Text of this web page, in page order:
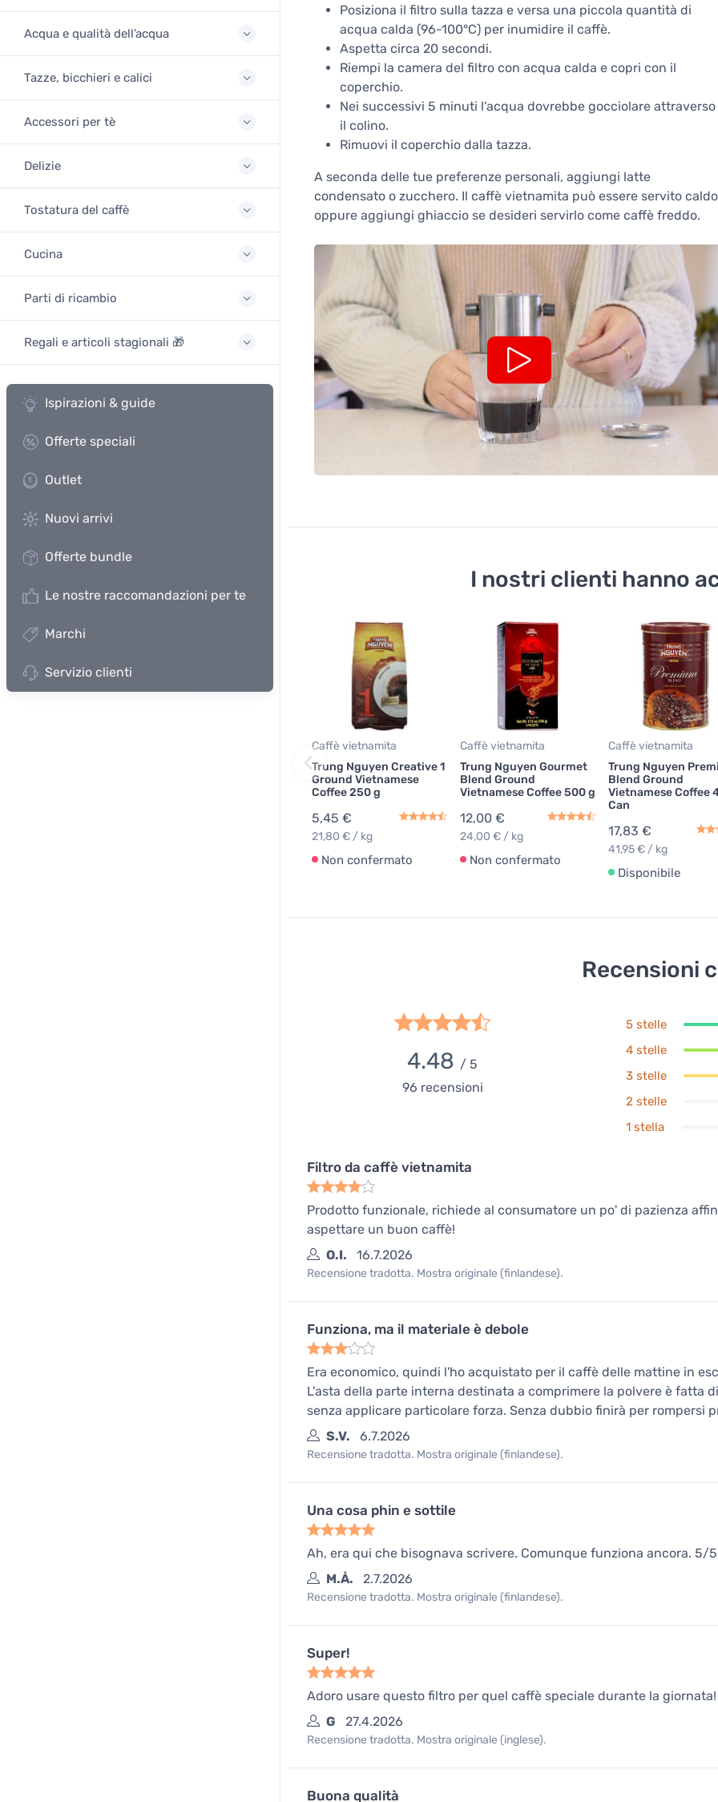
Acqua e qualità dell’acqua
Tazze, bicchieri e calici
Accessori per tè
Delizie
Tostatura del caffè
Cucina
Parti di ricambio
Regali e articoli stagionali 🎁
Ispirazioni & guide
Offerte speciali
Outlet
Nuovi arrivi
Offerte bundle
Le nostre raccomandazioni per te
Marchi
Servizio clienti
Posiziona il filtro sulla tazza e versa una piccola quantità di
acqua calda (96-100°C) per inumidire il caffè.
Aspetta circa 20 secondi.
Riempi la camera del filtro con acqua calda e copri con il
coperchio.
Nei successivi 5 minuti l'acqua dovrebbe gocciolare attraverso
il colino.
Rimuovi il coperchio dalla tazza.
A seconda delle tue preferenze personali, aggiungi latte
condensato o zucchero. Il caffè vietnamita può essere servito caldo
oppure aggiungi ghiaccio se desideri servirlo come caffè freddo.
I nostri clienti hanno
Caffè vietnamita
Trung Nguyen Creative 1
Ground Vietnamese
Coffee 250 g
5,45 €
21,80 € / kg
Non confermato
Caffè vietnamita
Trung Nguyen Gourmet
Blend Ground
Vietnamese Coffee 500 g
12,00 €
24,00 € / kg
Non confermato
Caffè vietnamita
Trung Nguyen
Blend Ground
Vietnamese Coffee
Can
17,83 €
41,95 € / kg
Disponibile
Recensioni
4.48 / 5
96 recensioni
5 stelle
4 stelle
3 stelle
2 stelle
1 stella
Filtro da caffè vietnamita
Prodotto funzionale, richiede al consumatore un po' di pazienza
aspettare un buon caffè!
O.I.
16.7.2026
Recensione tradotta. Mostra originale (finlandese).
Funziona, ma il materiale è debole
Era economico, quindi l'ho acquistato per il caffè delle mattine in
L'asta della parte interna destinata a comprimere la polvere è fatta
senza applicare particolare forza. Senza dubbio finirà per rompersi
S.V.
6.7.2026
Recensione tradotta. Mostra originale (finlandese).
Una cosa phin e sottile
Ah, era qui che bisognava scrivere. Comunque funziona ancora. 5/5
M.Å.
2.7.2026
Recensione tradotta. Mostra originale (finlandese).
Super!
Adoro usare questo filtro per quel caffè speciale durante la giornata!
G
27.4.2026
Recensione tradotta. Mostra originale (inglese).
Buona qualità